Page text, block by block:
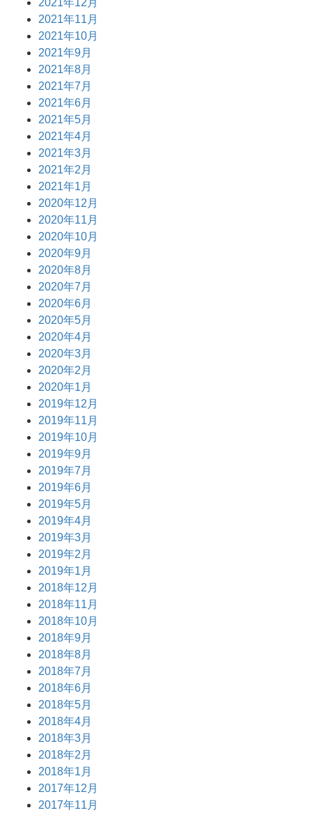
2021年12月
2021年11月
2021年10月
2021年9月
2021年8月
2021年7月
2021年6月
2021年5月
2021年4月
2021年3月
2021年2月
2021年1月
2020年12月
2020年11月
2020年10月
2020年9月
2020年8月
2020年7月
2020年6月
2020年5月
2020年4月
2020年3月
2020年2月
2020年1月
2019年12月
2019年11月
2019年10月
2019年9月
2019年7月
2019年6月
2019年5月
2019年4月
2019年3月
2019年2月
2019年1月
2018年12月
2018年11月
2018年10月
2018年9月
2018年8月
2018年7月
2018年6月
2018年5月
2018年4月
2018年3月
2018年2月
2018年1月
2017年12月
2017年11月